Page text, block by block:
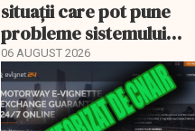
situații care pot pune
probleme sistemului
energetic
06 AUGUST 2026